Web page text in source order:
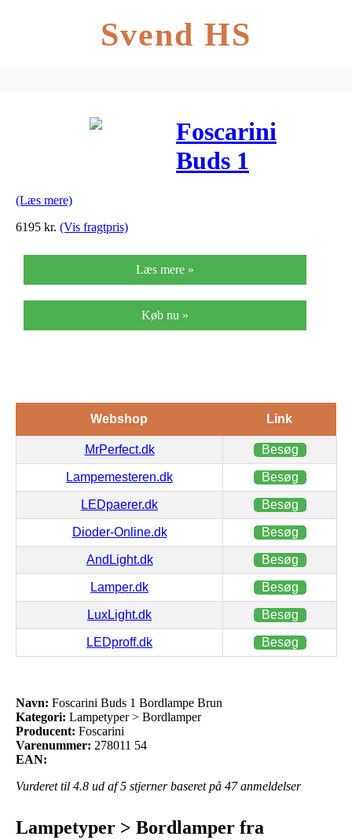
Svend HS
Foscarini
Buds 1
(Læs mere)
6195 kr. (Vis fragtpris)
Læs mere »
Køb nu »
Webshop Link
MrPerfect.dk Besøg
Lampemesteren.dk Besøg
LEDpaerer.dk Besøg
Dioder-Online.dk Besøg
AndLight.dk Besøg
Lamper.dk Besøg
LuxLight.dk Besøg
LEDproff.dk Besøg
Navn: Foscarini Buds 1 Bordlampe Brun
Kategori: Lampetyper > Bordlamper
Producent: Foscarini
Varenummer: 278011 54
EAN:
Vurderet til 4.8 ud af 5 stjerner baseret på 47anmeldelser
Lampetyper > Bordlamper fra